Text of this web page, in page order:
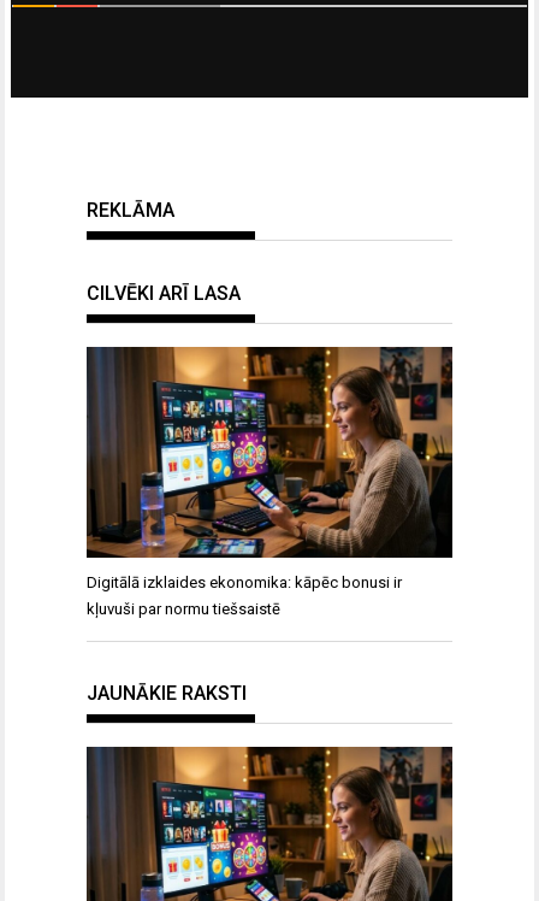
REKLĀMA
CILVĒKI ARĪ LASA
Digitālā izklaides ekonomika: kāpēc bonusi ir
kļuvuši par normu tiešsaistē
JAUNĀKIE RAKSTI